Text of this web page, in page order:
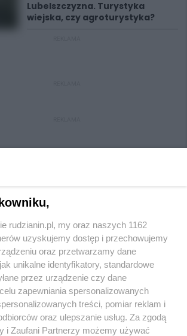
Lubelszczyzna. Turystyka
wiejska, czy agroturystyka?
lokalnych
prywatności regulamin korzystania z portali
rudzianin.pl, my oraz naszych 1162
uzyskujemy dostęp i przechowujemy
oraz przetwarzamy dane
unikalne identyfikatory, standardowe
przez urządzenie czy dane
zapewniania spersonalizowanych
treści, pomiar reklam i
oraz ulepszanie usług. Za zgodą
i Zaufani Partnerzy możemy używać